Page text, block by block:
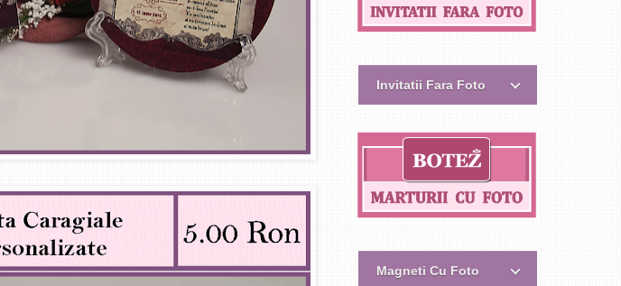
Invitatii Fara Foto
Magneti Cu Foto